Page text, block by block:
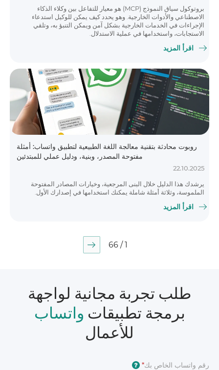
بروتوكول سياق النموذج (MCP) هو معيار للتفاعل بين وكلاء الذكاء
الاصطناعي والأدوات الخارجية. وهو يحدد كيف يمكن للوكيل استدعاء
الإجراءات في الخدمات الخارجية بشكل آمن ويمكن التنبؤ به، وتلقي
الاستجابات، واستخدامها في عملية الاستدلال.
اقرأ المزيد
روبوت محادثة بتقنية معالجة اللغة الطبيعية لتطبيق واتساب: أمثلة
مفتوحة المصدر، وبنية، ودليل عملي للمبتدئين
22.10.2025
يرشدك هذا الدليل خلال البنى المرجعية، وخيارات المصادر المفتوحة
الملموسة، وثلاثة أمثلة شاملة يمكنك استخدامها في إصدارك الأول.
اقرأ المزيد
1 / 66
طلب تجربة مجانية لواجهة
برمجة تطبيقات واتساب
للأعمال
رقم واتساب الخاص بك*
?